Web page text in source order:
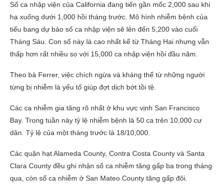
Số ca nhập viện của California đang tiến gần mốc 2,000 sau khi
hạ xuống dưới 1,000 hồi tháng trước. Mô hình nhiễm bệnh của
tiểu bang dự báo số ca nhập viện sẽ lên đến 5,200 vào cuối
Tháng Sáu. Con số này là cao nhất kể từ Tháng Hai nhưng vẫn
thấp hơn rất nhiều so với 15,000 ca nhập viện hồi đầu năm.
Theo bà Ferrer, việc chích ngừa và kháng thể từ những người
từng bị nhiễm là yếu tố giúp đợt dịch bớt tồi tệ.
Các ca nhiễm gia tăng rõ nhất ở khu vực vịnh San Francisco
Bay. Trong tuần này tỷ lệ nhiễm bệnh là 50 ca trên 10,000 cư
dân. Tỷ lệ của một tháng trước là 18/10,000.
Các quận hạt Alameda County, Contra Costa County và Santa
Clara County đều ghi nhận số ca nhiễm tăng gấp ba trong tháng
qua, còn số ca nhiễm ở San Mateo County tăng gấp đôi.